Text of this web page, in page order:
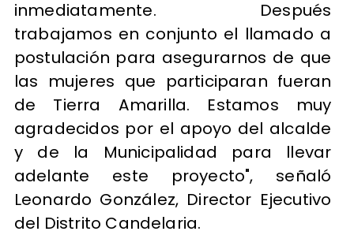
inmediatamente. Después
trabajamos en conjunto el llamado a
postulación para asegurarnos de que
las mujeres que participaran fueran
de Tierra Amarilla. Estamos muy
agradecidos por el apoyo del alcalde
y de la Municipalidad para llevar
adelante este proyecto", señaló
Leonardo González, Director Ejecutivo
del Distrito Candelaria.